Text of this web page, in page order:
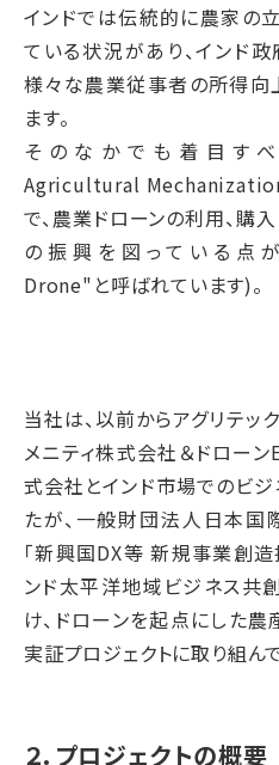
インドでは伝統的に農家の
ている状況があり、インド
様々な農業従事者の所得向
ます。
そのなかでも着目す
Agricultural
で、農業ドローンの利用、購
の振興を図っている点
Drone"と呼ばれています)。
当社は、以前からアグリテッ
メニティ株式会社＆ドロー
式会社とインド市場でのビジ
たが、一般財団法人日本国
「新興国DX等 新規事業創
ンド太平洋地域ビジネス共
け、ドローンを起点にした
実証プロジェクトに取り組ん
２．プロジェクトの概要